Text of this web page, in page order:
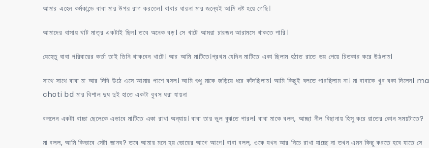
আমার এহেন কর্মকান্ডে বাবা মার উপর রাগ করতেন। বাবার ধারনা মার জন্যেই আমি নষ্ট হয়ে গেছি।
আমাদের বাসায় খাট মাত্র একটাই ছিল। তবে অনেক বড়। সে খাটে আমরা চারজন আরামসে থাকতে পারি।
যেহেতু বাবা পরিবারের কর্তা তাই তিনি থাকবেন খাটে। আর আমি মাটিতে।প্রথম যেদিন মাটিতে একা ছিলাম হঠাত রাতে ভয় পেয়ে চিতকার করে উঠলাম।
সাথে সাথে বাবা মা আর দিদি উঠে এসে আমার পাশে বসল। আমি শুধু মাকে জড়িয়ে ধরে কাঁদছিলাম। আমি কিছুই বলতে পারছিলাম না। মা বাবাকে খুব বকা দিলেন। ma
choti bd মার বিশাল দুধ দুই হাতে একটা বুবস ধরা যায়না
বললেন একটা বাচ্চা ছেলেকে এভাবে মাটিতে একা রাখা অন্যায়। বাবা তার ভুল বুঝতে পারল। বাবা মাকে বলল, আচ্ছা নীল বিছানায় হিসু করে রাতের কোন সময়টাতে?
মা বলল, আমি কিভাবে সেটা জানব? তবে আমার মনে হয় ভোরের আগে আগে। বাবা বলল, ওকে যখন আর নিচে রাখা যাচ্ছে না তখন এমন কিছু করতে হবে যাতে সে